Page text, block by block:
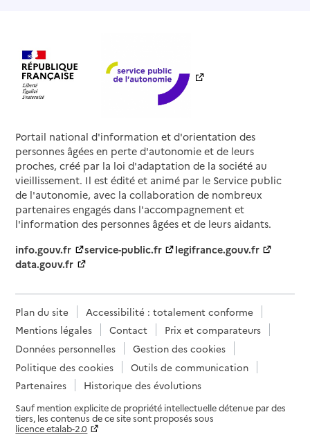
Portail national d'information et d'orientation des
personnes âgées en perte d'autonomie et de leurs
proches, créé par la loi d'adaptation de la société au
vieillissement. Il est édité et animé par le Service public
de l'autonomie, avec la collaboration de nombreux
partenaires engagés dans l'accompagnement et
l'information des personnes âgées et de leurs aidants.
info.gouv.fr
service-public.fr
legifrance.gouv.fr
data.gouv.fr
Plan du site
Accessibilité : totalement conforme
Mentions légales
Contact
Prix et comparateurs
Données personnelles
Gestion des cookies
Politique des cookies
Outils de communication
Partenaires
Historique des évolutions
Sauf mention explicite de propriété intellectuelle détenue par des
tiers, les contenus de ce site sont proposés sous
licence etalab-2.0